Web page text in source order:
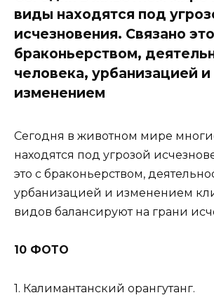
виды находятся под
исчезновения. Связано
браконьерством,
человека, урбанизацией и
изменением
Сегодня в животном мире
находятся под угрозой
это с браконьерством,
урбанизацией и изменением
видов балансируют на грани
10 ФОТО
1. Калимантанский орангутанг.